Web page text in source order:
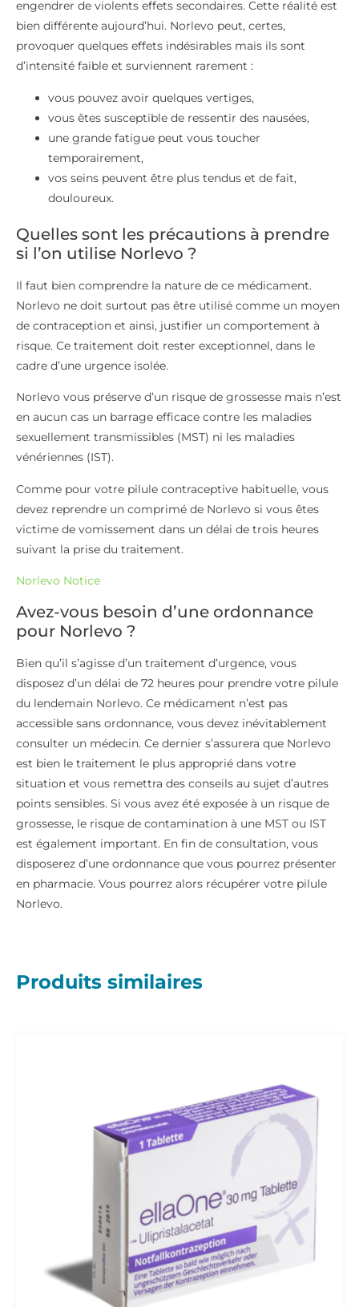
engendrer de violents effets secondaires. Cette réalité est
bien différente aujourd’hui. Norlevo peut, certes,
provoquer quelques effets indésirables mais ils sont
d’intensité faible et surviennent rarement :
vous pouvez avoir quelques vertiges,
vous êtes susceptible de ressentir des nausées,
une grande fatigue peut vous toucher
temporairement,
vos seins peuvent être plus tendus et de fait,
douloureux.
Quelles sont les précautions à prendre
si l’on utilise Norlevo ?
Il faut bien comprendre la nature de ce médicament.
Norlevo ne doit surtout pas être utilisé comme un moyen
de contraception et ainsi, justifier un comportement à
risque. Ce traitement doit rester exceptionnel, dans le
cadre d’une urgence isolée.
Norlevo vous préserve d’un risque de grossesse mais n’est
en aucun cas un barrage efficace contre les maladies
sexuellement transmissibles (MST) ni les maladies
vénériennes (IST).
Comme pour votre pilule contraceptive habituelle, vous
devez reprendre un comprimé de Norlevo si vous êtes
victime de vomissement dans un délai de trois heures
suivant la prise du traitement.
Norlevo Notice
Avez-vous besoin d’une ordonnance
pour Norlevo ?
Bien qu’il s’agisse d’un traitement d’urgence, vous
disposez d’un délai de 72 heures pour prendre votre pilule
du lendemain Norlevo. Ce médicament n’est pas
accessible sans ordonnance, vous devez inévitablement
consulter un médecin. Ce dernier s’assurera que Norlevo
est bien le traitement le plus approprié dans votre
situation et vous remettra des conseils au sujet d’autres
points sensibles. Si vous avez été exposée à un risque de
grossesse, le risque de contamination à une MST ou IST
est également important. En fin de consultation, vous
disposerez d’une ordonnance que vous pourrez présenter
en pharmacie. Vous pourrez alors récupérer votre pilule
Norlevo.
Produits similaires